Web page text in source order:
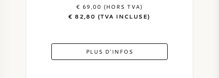
€ 69,00 (HORS TVA)
€ 82,80 (TVA INCLUSE)
PLUS D'INFOS